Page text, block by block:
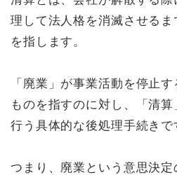
理して法人格を消滅させる
を指します。
「廃業」が事業活動を停止
ものを指すのに対し、「清
行う具体的な後処理手続きで
つまり、廃業という意思決